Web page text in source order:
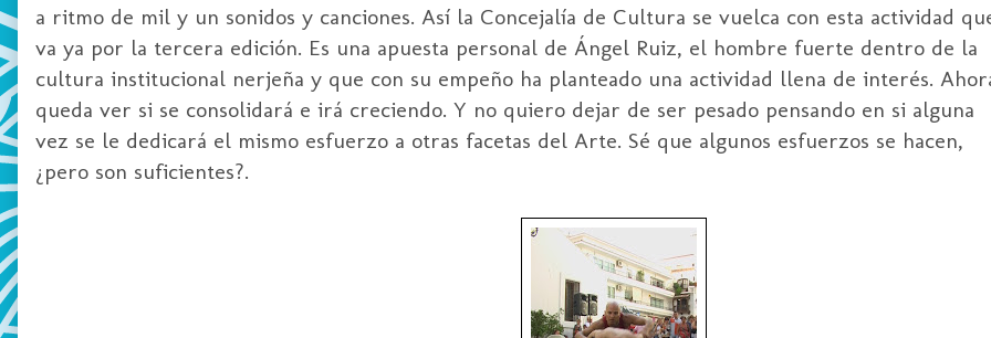
a ritmo de mil y un sonidos y canciones. Así la Concejalía de Cultura se vuelca con esta actividad
va ya por la tercera edición. Es una apuesta personal de Ángel Ruiz, el hombre fuerte dentro de la
cultura institucional nerjeña y que con su empeño ha planteado una actividad llena de interés.
queda ver si se consolidará e irá creciendo. Y no quiero dejar de ser pesado pensando en si alguna
vez se le dedicará el mismo esfuerzo a otras facetas del Arte. Sé que algunos esfuerzos se hacen,
¿pero son suficientes?.